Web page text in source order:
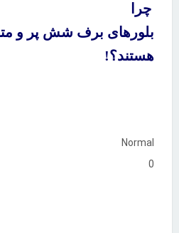
چرا
بلورهای برف شش پر و
هستند؟!
Normal
0